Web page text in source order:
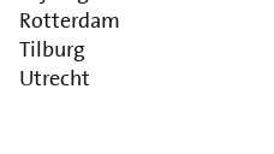
Rotterdam
Tilburg
Utrecht